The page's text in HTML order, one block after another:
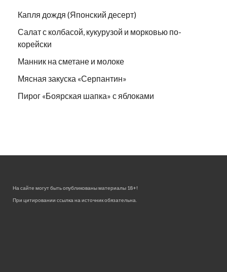
Капля дождя (Японский десерт)
Салат с колбасой, кукурузой и морковью по-
корейски
Манник на сметане и молоке
Мясная закуска «Серпантин»
Пирог «Боярская шапка» с яблоками
На сайте могут быть опубликованы материалы 18+!
При цитировании ссылка на источник обязательна.